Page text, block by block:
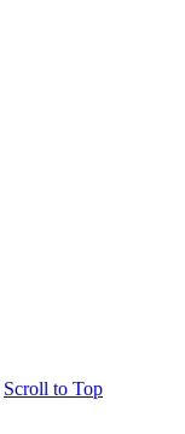
Scroll to Top